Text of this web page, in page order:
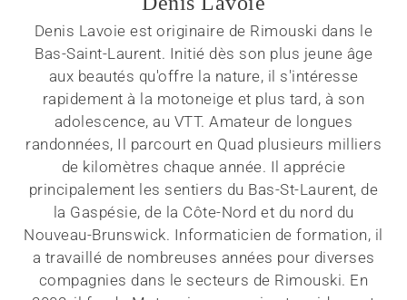
Denis Lavoie est originaire de Rimouski dans le
Bas-Saint-Laurent. Initié dès son plus jeune âge
aux beautés qu'offre la nature, il s'intéresse
rapidement à la motoneige et plus tard, à son
adolescence, au VTT. Amateur de longues
randonnées, Il parcourt en Quad plusieurs milliers
de kilomètres chaque année. Il apprécie
principalement les sentiers du Bas-St-Laurent, de
la Gaspésie, de la Côte-Nord et du nord du
Nouveau-Brunswick. Informaticien de formation, il
a travaillé de nombreuses années pour diverses
compagnies dans le secteurs de Rimouski. En